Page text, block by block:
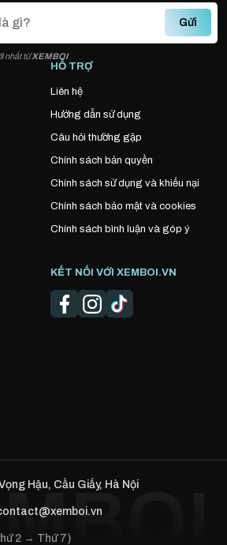
Gửi
nhất từXEMBOI
HỖ TRỢ
Liên hệ
Hướng dẫn sử dụng
Câu hỏi thường gặp
Chính sách bản quyền
Chính sách sử dụng và khiếu nại
Chính sách bảo mật và cookies
Chính sách bình luận và góp ý
KẾT NỐI VỚI XEMBOI.VN
Hậu, Cầu Giấy, Hà Nội
2 → Thứ 7)